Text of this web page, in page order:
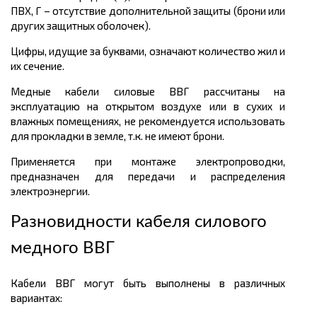
ПВХ, Г – отсутствие дополнительной защиты (брони или
других защитных оболочек).
Цифры, идущие за буквами, означают количество жил и
их сечение.
Медные кабели силовые ВВГ рассчитаны на
эксплуатацию на открытом воздухе или в сухих и
влажных помещениях, не рекомендуется использовать
для прокладки в земле, т.к. не имеют брони.
Применяется при монтаже электропроводки,
предназначен для передачи и распределения
электроэнергии.
Разновидности кабеля силового
медного ВВГ
Кабели ВВГ могут быть выполнены в различных
вариантах: